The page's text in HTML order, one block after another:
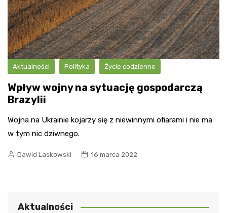
Aktualności Polityka Życie codzienne
Wpływ wojny na sytuację gospodarczą
Brazylii
Wojna na Ukrainie kojarzy się z niewinnymi ofiarami i nie ma
w tym nic dziwnego.
Dawid Laskowski 16 marca 2022
Aktualności